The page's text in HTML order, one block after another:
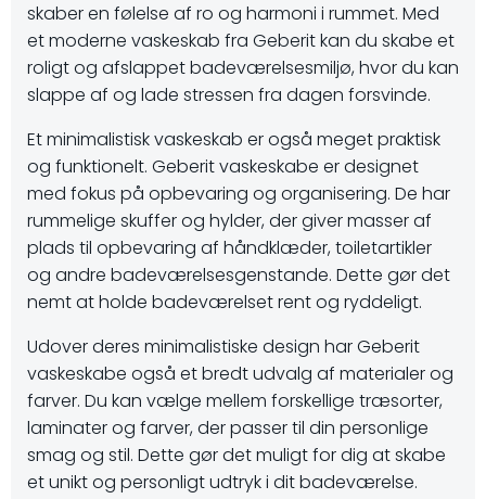
skaber en følelse af ro og harmoni i rummet. Med
et moderne vaskeskab fra Geberit kan du skabe et
roligt og afslappet badeværelsesmiljø, hvor du kan
slappe af og lade stressen fra dagen forsvinde.
Et minimalistisk vaskeskab er også meget praktisk
og funktionelt. Geberit vaskeskabe er designet
med fokus på opbevaring og organisering. De har
rummelige skuffer og hylder, der giver masser af
plads til opbevaring af håndklæder, toiletartikler
og andre badeværelsesgenstande. Dette gør det
nemt at holde badeværelset rent og ryddeligt.
Udover deres minimalistiske design har Geberit
vaskeskabe også et bredt udvalg af materialer og
farver. Du kan vælge mellem forskellige træsorter,
laminater og farver, der passer til din personlige
smag og stil. Dette gør det muligt for dig at skabe
et unikt og personligt udtryk i dit badeværelse.